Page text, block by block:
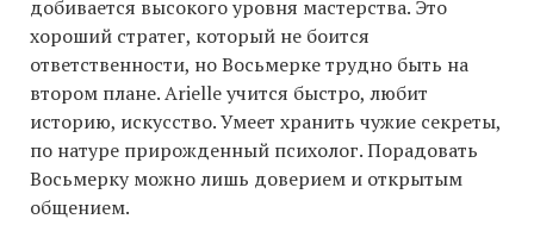
добивается высокого уровня мастерства. Это
хороший стратег, который не боится
ответственности, но Восьмерке трудно быть на
втором плане. Arielle учится быстро, любит
историю, искусство. Умеет хранить чужие секреты,
по натуре прирожденный психолог. Порадовать
Восьмерку можно лишь доверием и открытым
общением.